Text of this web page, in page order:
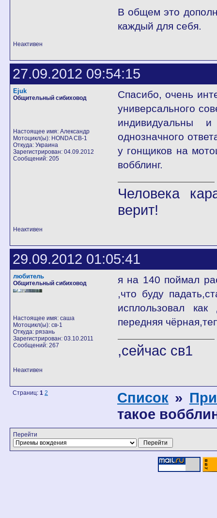
В общем это
каждый для себя.
Неактивен
27.09.2012 09:54:15
Ejuk
Общительный сибиховод
Настоящее имя: Александр
Мотоцикл(ы): HONDA CB-1
Откуда: Украина
Зарегистрирован: 04.09.2012
Сообщений: 205
Спасибо, очень
универсального
индивидуальны
однозначного
у гонщиков на
вобблинг.
Человека
верит!
Неактивен
29.09.2012 01:05:41
любитель
Общительный сибиховод
Настоящее имя: саша
Мотоцикл(ы): св-1
Откуда: рязань
Зарегистрирован: 03.10.2011
Сообщений: 267
я на 140 поймал
,что буду
исплользовал
передняя
,сейчас св1
Неактивен
Страниц: 1 2 Список »
такое
Перейти